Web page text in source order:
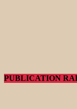
PUBLICATION